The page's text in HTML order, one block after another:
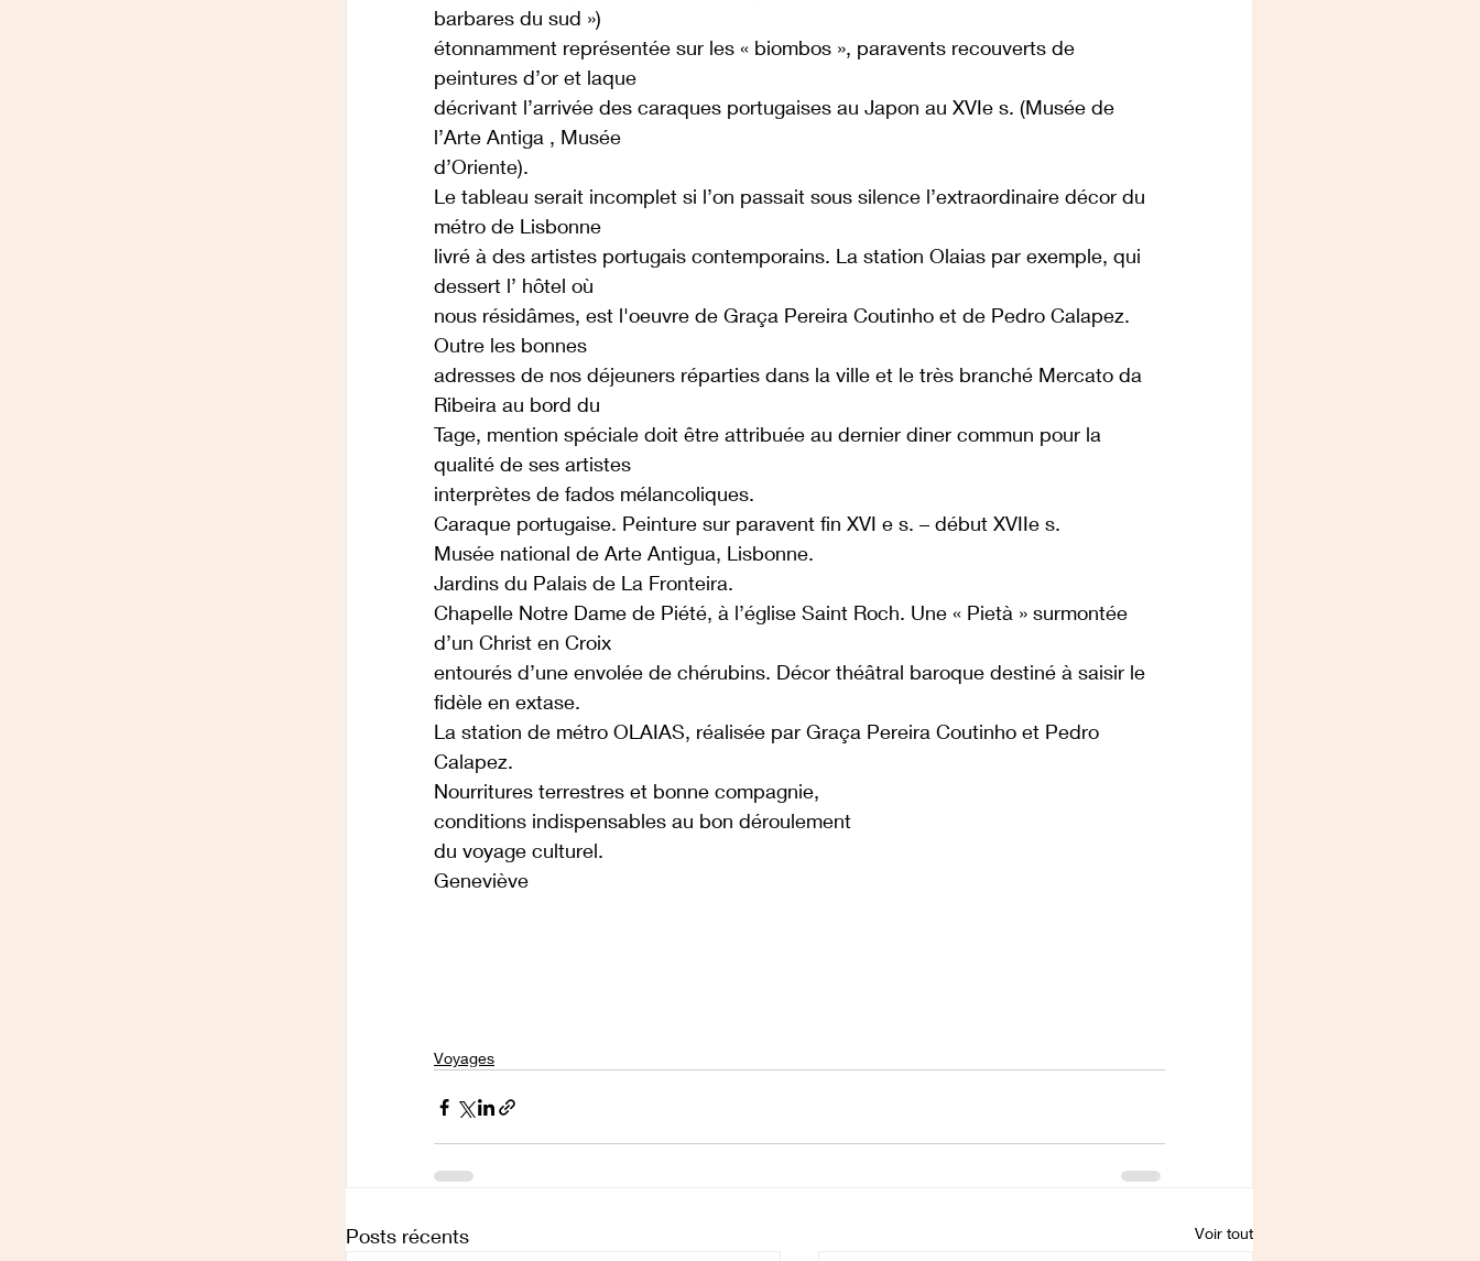
barbares du sud »)
étonnamment représentée sur les « biombos », paravents recouverts de
peintures d’or et laque
décrivant l’arrivée des caraques portugaises au Japon au XVIe s. (Musée de
l’Arte Antiga , Musée
d’Oriente).
Le tableau serait incomplet si l’on passait sous silence l’extraordinaire décor du
métro de Lisbonne
livré à des artistes portugais contemporains. La station Olaias par exemple, qui
dessert l’ hôtel où
nous résidâmes, est l'oeuvre de Graça Pereira Coutinho et de Pedro Calapez.
Outre les bonnes
adresses de nos déjeuners réparties dans la ville et le très branché Mercato da
Ribeira au bord du
Tage, mention spéciale doit être attribuée au dernier diner commun pour la
qualité de ses artistes
interprètes de fados mélancoliques.
Caraque portugaise. Peinture sur paravent fin XVI e s. – début XVIIe s.
Musée national de Arte Antigua, Lisbonne.
Jardins du Palais de La Fronteira.
Chapelle Notre Dame de Piété, à l’église Saint Roch. Une « Pietà » surmontée
d’un Christ en Croix
entourés d’une envolée de chérubins. Décor théâtral baroque destiné à saisir le
fidèle en extase.
La station de métro OLAIAS, réalisée par Graça Pereira Coutinho et Pedro
Calapez.
Nourritures terrestres et bonne compagnie,
conditions indispensables au bon déroulement
du voyage culturel.
Geneviève
Voyages
Posts récents Voir tout